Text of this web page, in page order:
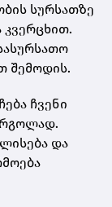
სურსათზე
შემოდის.
ჩვენი
რგოლად.
და